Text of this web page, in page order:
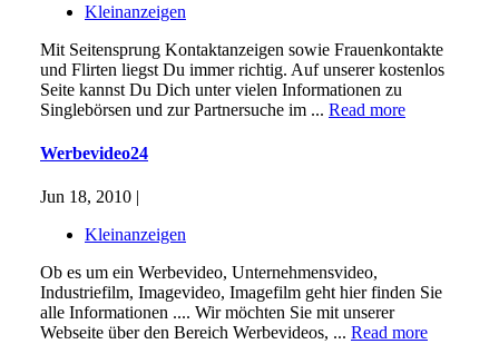
Kleinanzeigen
Mit Seitensprung Kontaktanzeigen sowie Frauenkontakte
und Flirten liegst Du immer richtig. Auf unserer kostenlos
Seite kannst Du Dich unter vielen Informationen zu
Singlebörsen und zur Partnersuche im ... Read more
Werbevideo24
Jun 18, 2010 |
Kleinanzeigen
Ob es um ein Werbevideo, Unternehmensvideo,
Industriefilm, Imagevideo, Imagefilm geht hier finden Sie
alle Informationen .... Wir möchten Sie mit unserer
Webseite über den Bereich Werbevideos, ... Read more